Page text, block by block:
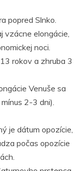
popred Slnko.
vzácne elongácie,
noci.
rokov a zhruba 3
Venuše sa
2-3 dni).
je dátum opozície,
počas opozície